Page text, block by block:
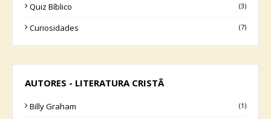
Quiz Bíblico (3)
Curiosidades (7)
AUTORES - LITERATURA CRISTÃ
Billy Graham (1)